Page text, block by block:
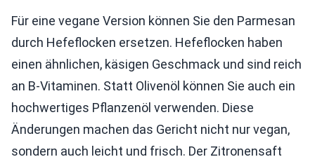
Für eine vegane Version können Sie den Parmesan
durch Hefeflocken ersetzen. Hefeflocken haben
einen ähnlichen, käsigen Geschmack und sind reich
an B-Vitaminen. Statt Olivenöl können Sie auch ein
hochwertiges Pflanzenöl verwenden. Diese
Änderungen machen das Gericht nicht nur vegan,
sondern auch leicht und frisch. Der Zitronensaft